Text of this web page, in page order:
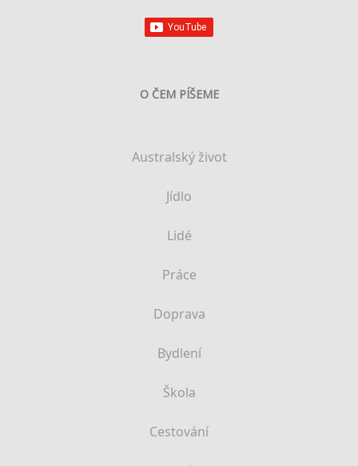
O ČEM PÍŠEME
Australský život
Jídlo
Lidé
Práce
Doprava
Bydlení
Škola
Cestování